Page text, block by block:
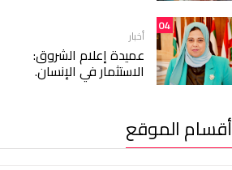
04
أخبار
عميدة إعلام الشروق:
الاستثمار في الإنسان.
أقسام الموقع